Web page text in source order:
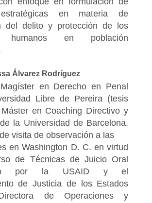
en materia de
del delito y protección de los
humanos en población
Álvarez Rodríguez
en Derecho en Penal
Libre de Pereira (tesis
en Coaching Directivo y
la Universidad de Barcelona.
visita de observación a las
en Washington D. C. en virtud
de Técnicas de Juicio Oral
por la USAID y el
de Justicia de los Estados
de Operaciones y